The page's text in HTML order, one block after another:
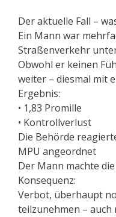
Der aktuelle Fall –
Ein Mann war
Straßenverkehr
Obwohl er keinen
weiter – diesmal mit
Ergebnis:
• 1,83 Promille
• Kontrollverlust
Die Behörde
MPU angeordnet
Der Mann machte
Konsequenz:
Verbot, überhaupt
teilzunehmen – auch